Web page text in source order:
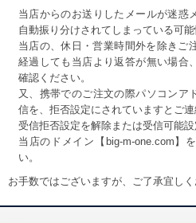
当店からのお送りしたメールが迷惑
自動振り分けされてしまっている可能
当店の、休日・営業時間外を除きご
経過しても当店より返答が無い場合
確認ください。
又、携帯でのご注文の際パソコンア
信を、拒否設定にされていますとご連
受信拒否設定を解除または受信可能
当店のドメイン【big-m-one.com】
い。
お手数ではございますが、ご了承宜しく